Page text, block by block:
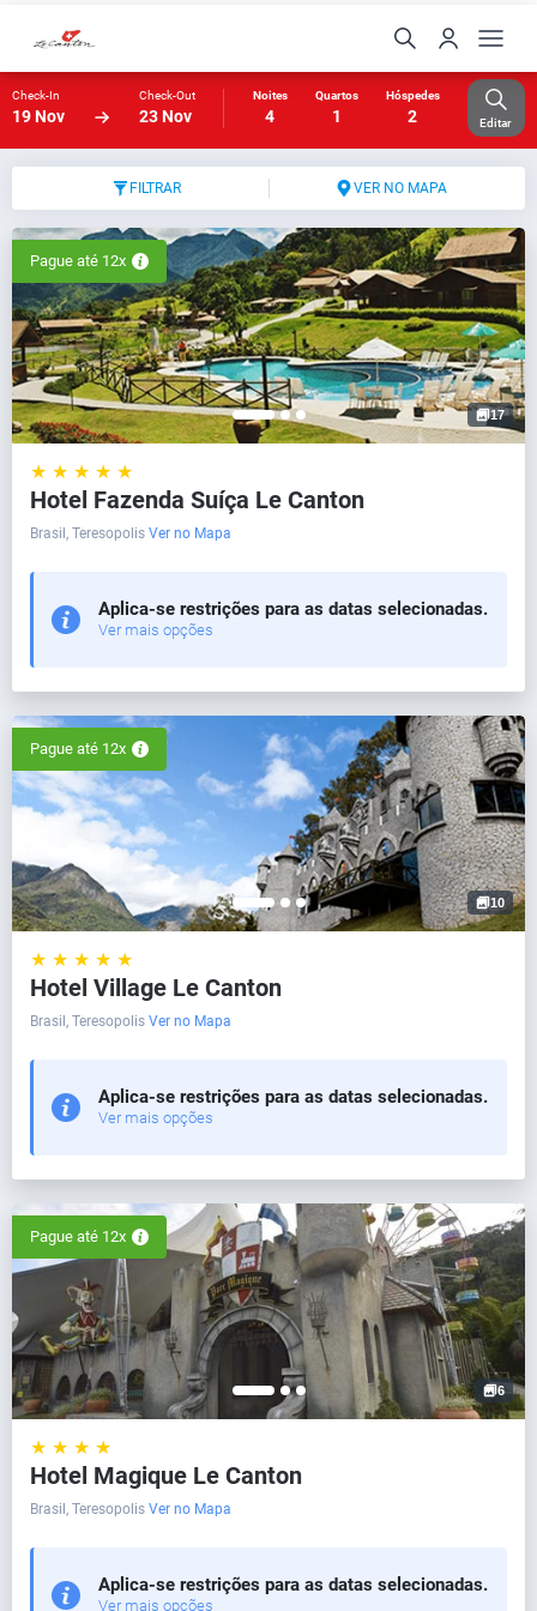
Check-In
19 Nov
Check-Out
23 Nov
Noites
4
Quartos
1
Hóspedes
2 Editar
FILTRAR VER NO MAPA
Pague até 12x
17
★ ★ ★ ★ ★
Hotel Fazenda Suíça Le Canton
Brasil, Teresopolis Ver no Mapa
Aplica-se restrições para as datas selecionadas.
Ver mais opções
Pague até 12x
10
★ ★ ★ ★ ★
Hotel Village Le Canton
Brasil, Teresopolis Ver no Mapa
Aplica-se restrições para as datas selecionadas.
Ver mais opções
Pague até 12x
6
★ ★ ★ ★
Hotel Magique Le Canton
Brasil, Teresopolis Ver no Mapa
Aplica-se restrições para as datas selecionadas.
Ver mais opções